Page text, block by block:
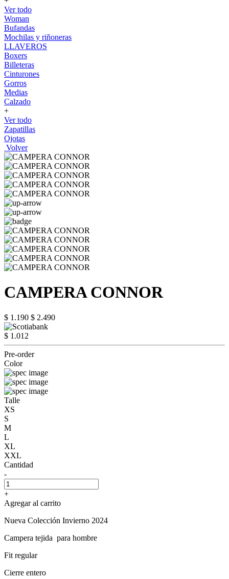
Ver todo
Woman
Bufandas
Mochilas y riñoneras
LLAVEROS
Boxers
Billeteras
Cinturones
Gorros
Medias
Calzado
+
Ver todo
Zapatillas
Ojotas
Volver
CAMPERA CONNOR
$ 1.190 $ 2.490
$ 1.012
Pre-order
Color
Talle
XS
S
M
L
XL
XXL
Cantidad
-
+
Agregar al carrito
Nueva Colección Invierno 2024
Campera tejida para hombre
Fit regular
Cierre entero